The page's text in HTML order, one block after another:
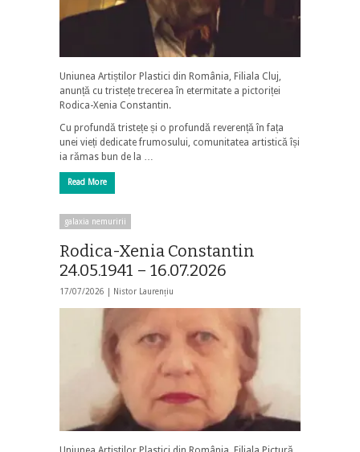
Uniunea Artiștilor Plastici din România, Filiala Cluj,
anunță cu tristețe trecerea în etermitate a pictoriței
Rodica-Xenia Constantin.
Cu profundă tristețe și o profundă reverență în fața
unei vieți dedicate frumosului, comunitatea artistică își
ia rămas bun de la …
Read More
galaxia nemuririi
Rodica-Xenia Constantin
24.05.1941 – 16.07.2026
17/07/2026 | Nistor Laurențiu